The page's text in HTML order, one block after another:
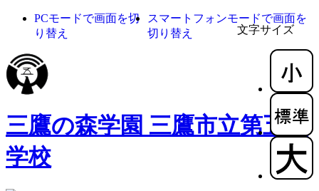
文字サイズ
PCモードで画面を切
り替え
スマートフォンモードで画面を
切り替え
三鷹の森学園 三鷹市立第五小
学校